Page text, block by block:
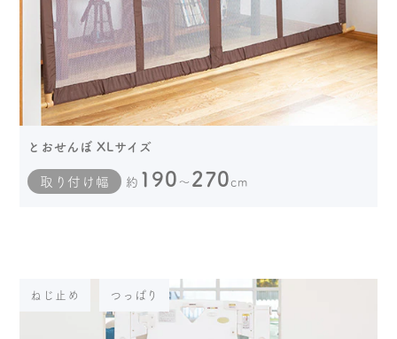
とおせんぼ XLサイズ
取り付け幅 約 190 ～ 270cm
ねじ止め つっぱり